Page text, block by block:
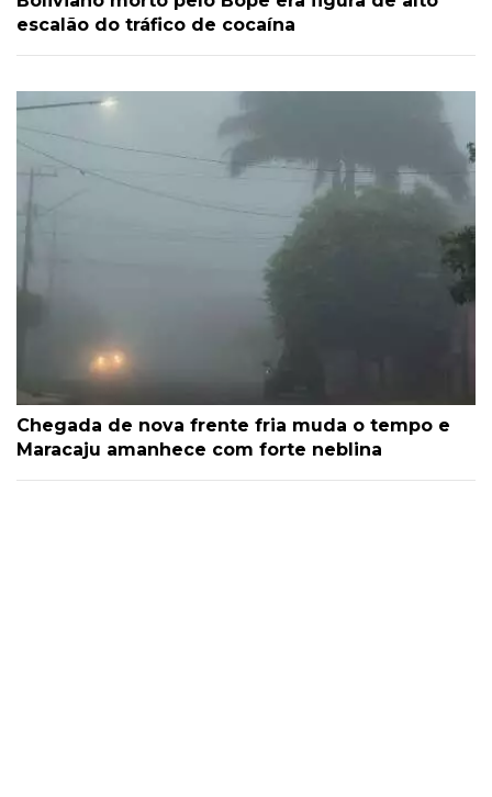
escalão do tráfico de cocaína
Chegada de nova frente fria muda o tempo e
Maracaju amanhece com forte neblina